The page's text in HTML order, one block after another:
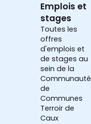
Emplois et
stages
Toutes les
offres
d'emplois et
de stages au
sein de la
Communauté
de
Communes
Terroir de
Caux